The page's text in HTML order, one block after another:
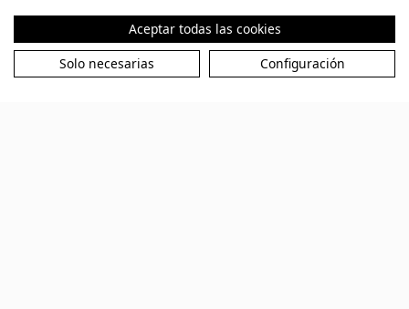
Ver libro
Aceptar todas las cookies
Solo necesarias
Configuración